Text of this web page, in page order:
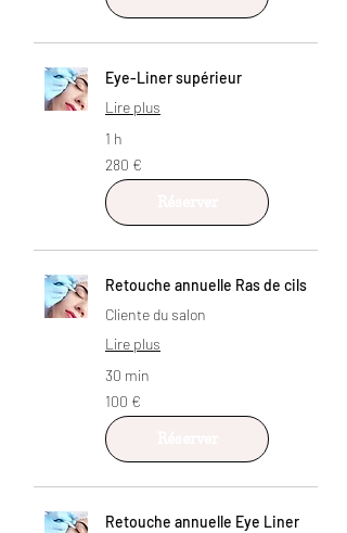
Eye-Liner supérieur
Lire plus
1 h
280
euros
280 €
Retouche annuelle Ras de cils
Cliente du salon
Lire plus
30 min
100
euros
100 €
Retouche annuelle Eye Liner